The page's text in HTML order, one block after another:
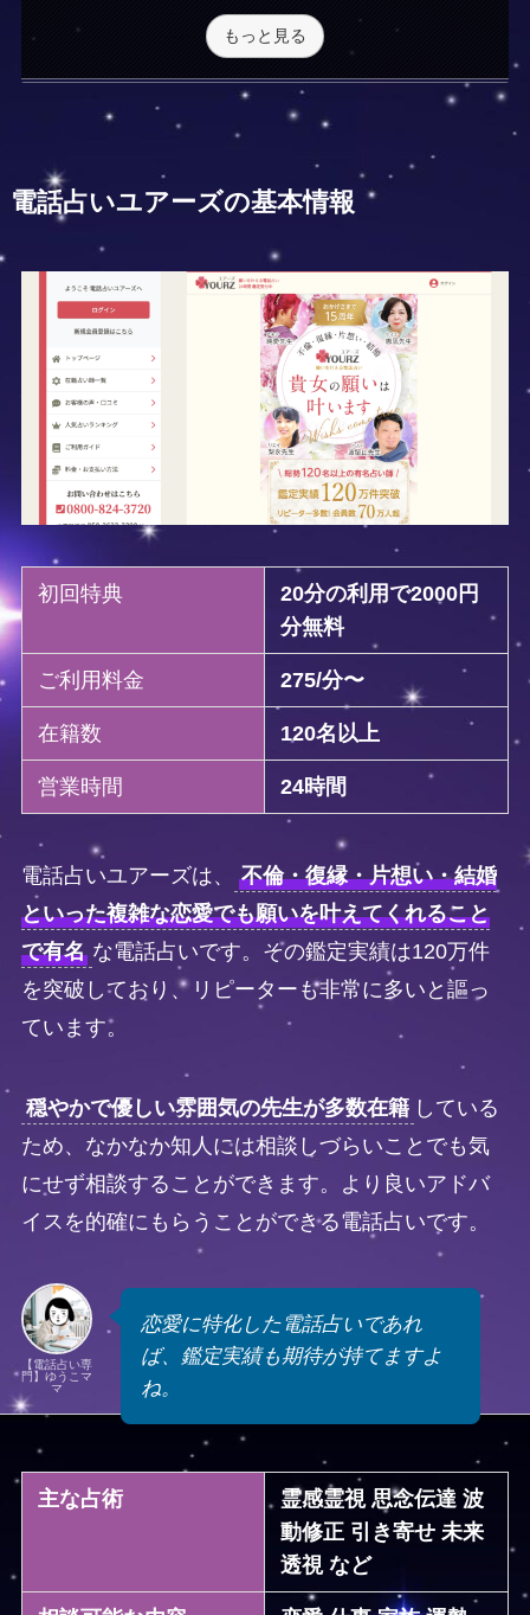
もっと見る
電話占いユアーズの基本情報
初回特典
20分の利用で2000円
分無料
ご利用料金 275/分〜
在籍数 120名以上
営業時間 24時間
電話占いユアーズは、
不倫・復縁・片想い・結婚
といった複雑な恋愛でも願いを叶えてくれること
で有名 な電話占いです。その鑑定実績は120万件
を突破しており、リピーターも非常に多いと謳っ
ています。
穏やかで優しい雰囲気の先生が多数在籍 している
ため、なかなか知人には相談しづらいことでも気
にせず相談することができます。より良いアドバ
イスを的確にもらうことができる電話占いです。
【電話占い専
門】ゆうこマ
マ
恋愛に特化した電話占いであれ
ば、鑑定実績も期待が持てますよ
ね。
主な占術
霊感霊視 思念伝達 波
動修正 引き寄せ 未来
透視 など